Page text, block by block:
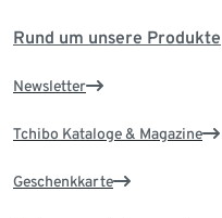
Rund um unsere Produkte
Newsletter
Tchibo Kataloge & Magazine
Geschenkkarte